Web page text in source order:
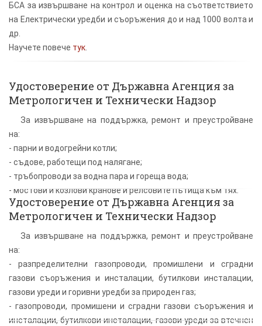
БСА за извършване на контрол и оценка на съответствието
на Електрически уредби и съоръжения до и над 1000 волта и
др.
Научете повече тук
Удостоверение от Държавна Агенция за
Метрологичен и Технически Надзор
За извършване на поддържка, ремонт и преустройване
на:
- парни и водогрейни котли;
- съдове, работещи под налягане;
- тръбопроводи за водна пара и гореща вода;
- мостови и козлови кранове и релсовите пътища към тях.
Удостоверение от Държавна Агенция за
Метрологичен и Технически Надзор
За извършване на поддържка, ремонт и преустройване
на:
- разпределителни газопроводи, промишлени и сградни
газови съоръжения и инсталации, бутилкови инсталации,
газови уреди и горивни уредби за природен газ;
- газопроводи, промишени и сградни газови съоръжения и
инсталации, бутилкови инсталации, газови уреди за втечнен